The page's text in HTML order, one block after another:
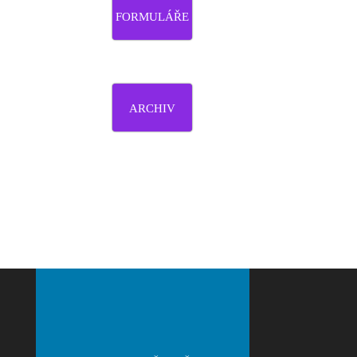
FORMULÁŘE
ARCHIV